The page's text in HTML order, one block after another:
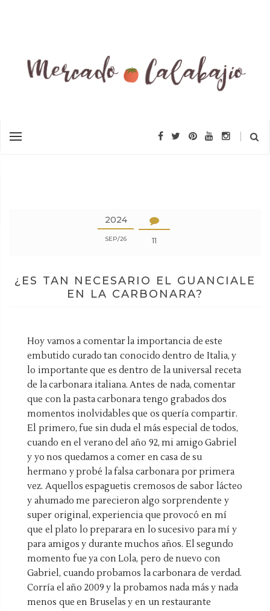
2024
SEP 26 11
¿ES TAN NECESARIO EL GUANCIALE
EN LA CARBONARA?
Hoy vamos a comentar la importancia de este
embutido curado tan conocido dentro de Italia, y
lo importante que es dentro de la universal receta
de la carbonara italiana. Antes de nada, comentar
que con la pasta carbonara tengo grabados dos
momentos inolvidables que os quería compartir.
El primero, fue sin duda el más especial de todos,
cuando en el verano del año 92, mi amigo Gabriel
y yo nos quedamos a comer en casa de su
hermano y probé la falsa carbonara por primera
vez. Aquellos espaguetis cremosos de sabor lácteo
y ahumado me parecieron algo sorprendente y
super original, experiencia que provocó en mí
que el plato lo preparara en lo sucesivo para mí y
para amigos y durante muchos años. El segundo
momento fue ya con Lola, pero de nuevo con
Gabriel, cuando probamos la carbonara de verdad.
Corría el año 2009 y la probamos nada más y nada
menos que en Bruselas y en un restaurante